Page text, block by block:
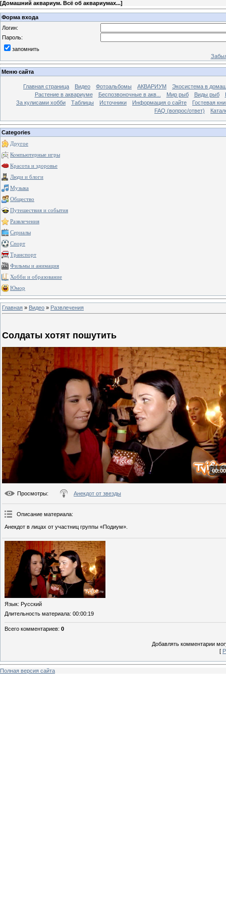
[Домашний аквариум. Всё об аквариумах...]
Форма входа
Логин:
Пароль:
запомнить
Меню сайта
Главная страница Видео Фотоальбомы АКВАРИУМ
Экосистема в
Растение в аквариуме
Беспозвоночные в акв... Мир рыб Виды рыб
За кулисами хобби
Таблицы Источники Информация о сайте
Гостевая
FAQ (вопрос/ответ)
Categories
Другое
Компьютерные игры
Красота и здоровье
Люди и блоги
Музыка
Общество
Путешествия и события
Развлечения
Сериалы
Спорт
Транспорт
Фильмы и анимация
Хобби и образование
Юмор
Главная » Видео » Развлечения
Солдаты хотят пошутить
Просмотры: Анекдот от звезды
Описание материала:
Анекдот в лицах от участниц группы «Подиум».
Язык: Русский
Длительность материала: 00:00:19
Всего комментариев: 0
Добавлять комментарии
[
Полная версия сайта